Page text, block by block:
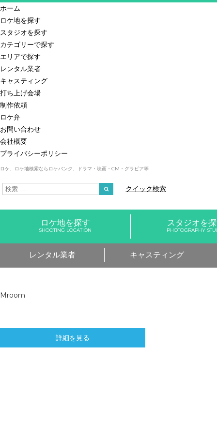
ホーム
ロケ地を探す
スタジオを探す
カテゴリーで探す
エリアで探す
レンタル業者
キャスティング
打ち上げ会場
制作依頼
ロケ弁
お問い合わせ
会社概要
プライバシーポリシー
ロケ、ロケ地検索ならロケバンク、ドラマ・映画・CM・グラビア等
クイック検索
ロケ地を探す
SHOOTING LOCATION
スタジオを
PHOTOGRAPHY
レンタル業者 キャスティング
Mroom
詳細を見る